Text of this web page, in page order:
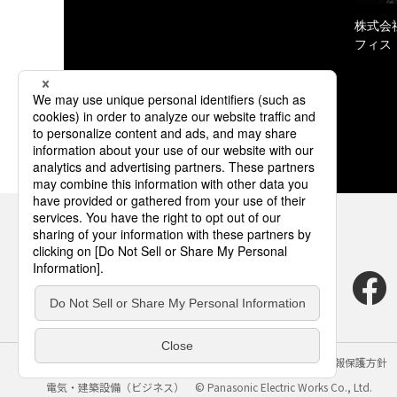
株式
フィス
サイトのご利用にあたって クッキーポリシー
個人情報保護方針
電気・建築設備（ビジネス）
© Panasonic Electric Works Co., Ltd.